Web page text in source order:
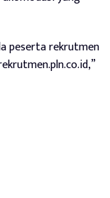
peserta rekrutmen